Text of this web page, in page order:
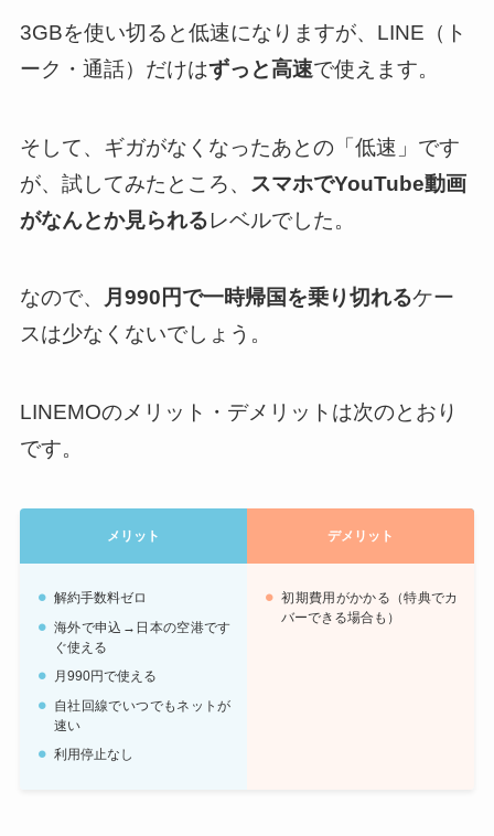
3GBを使い切ると低速になりますが、LINE（ト
ーク・通話）だけはずっと高速で使えます。
そして、ギガがなくなったあとの「低速」です
が、試してみたところ、 スマホでYouTube動画
がなんとか見られるレベルでした。
なので、 月990円で一時帰国を乗り切れるケー
スは少なくないでしょう。
LINEMOのメリット・デメリットは次のとおり
です。
メリット デメリット
解約手数料ゼロ
海外で申込→日本の空港です
ぐ使える
月990円で使える
自社回線でいつでもネットが
速い
利用停止なし
初期費用がかかる（特典でカ
バーできる場合も）